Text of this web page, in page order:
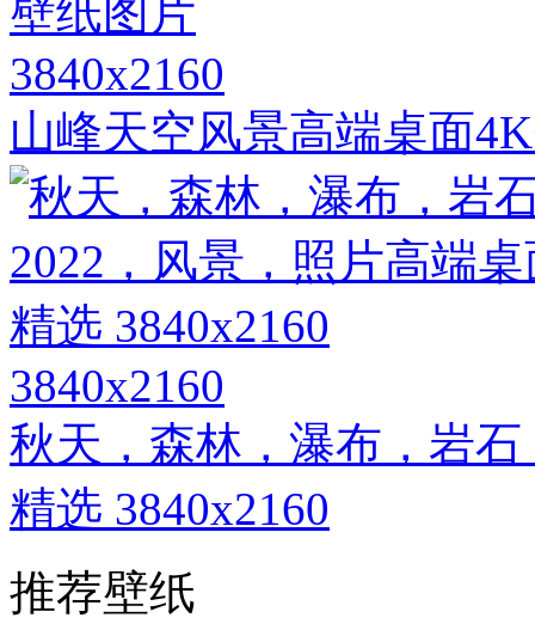
3840x2160
山峰天空风景高端桌面
3840x2160
秋天，森林，瀑布，岩
精选 3840x2160
推荐壁纸